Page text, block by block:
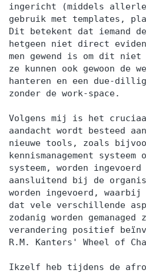
ingericht (middels
gebruik met templates,
Dit betekent dat iemand
hetgeen niet direct
men gewend is om dit
ze kunnen ook gewoon de
hanteren en een due-
zonder de work-space.
Volgens mij is het
aandacht wordt besteed
nieuwe tools, zoals
kennismanagement
systeem, worden
aansluitend bij de
worden ingevoerd,
dat vele verschillende
zodanig worden gemanaged
verandering positief
R.M. Kanters' Wheel of
Ikzelf heb tijdens de